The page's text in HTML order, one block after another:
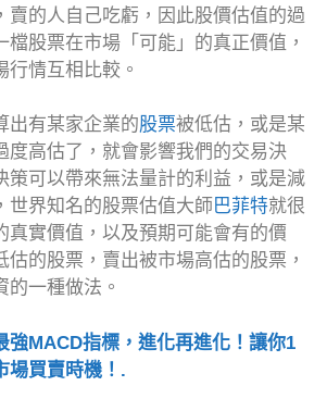
賣的人自己吃虧，因此股價估值的過
檔股票在市場「可能」的真正價值，
行情互相比較。
出有某家企業的股票被低估，或是某
度高估了，就會影響我們的交易決
策可以帶來無法量計的利益，或是減
世界知名的股票估值大師巴菲特就很
真實價值，以及預期可能會有的價
估的股票，賣出被市場高估的股票，
的一種做法。
強MACD指標，進化再進化！讓你1
場買賣時機！.